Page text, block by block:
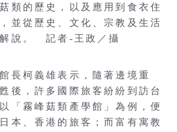
類的歷史，以及應用到食衣住
並從歷史、文化、宗教及生活
說。 記者-王政／攝
長柯義雄表示，隨著邊境重
後，許多國際旅客紛紛到訪台
「霧峰菇類產學館」為例，便
本、香港的旅客；而富有寓教